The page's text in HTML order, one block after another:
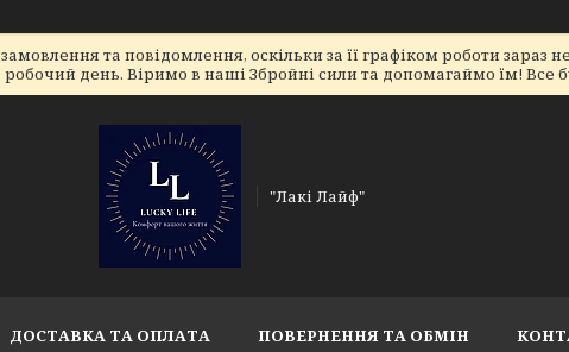
та повідомлення, оскільки за її графіком роботи
робочий день. Віримо в наші Збройні сили та допомагаймо їм! Все
"Лакі Лайф"
ДОСТАВКА ТА ОПЛАТА ПОВЕРНЕННЯ ТА ОБМІН